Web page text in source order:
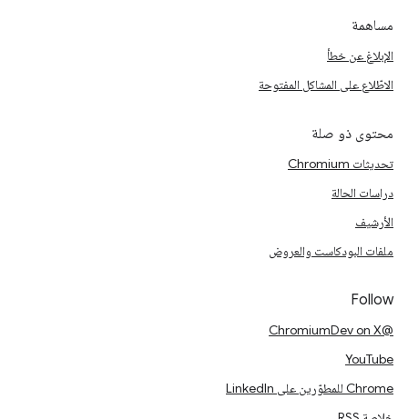
مساهمة
الإبلاغ عن خطأ
الاطّلاع على المشاكل المفتوحة
محتوى ذو صلة
تحديثات Chromium
دراسات الحالة
الأرشيف
ملفات البودكاست والعروض
Follow
@ChromiumDev on X
YouTube
Chrome للمطوّرين على LinkedIn